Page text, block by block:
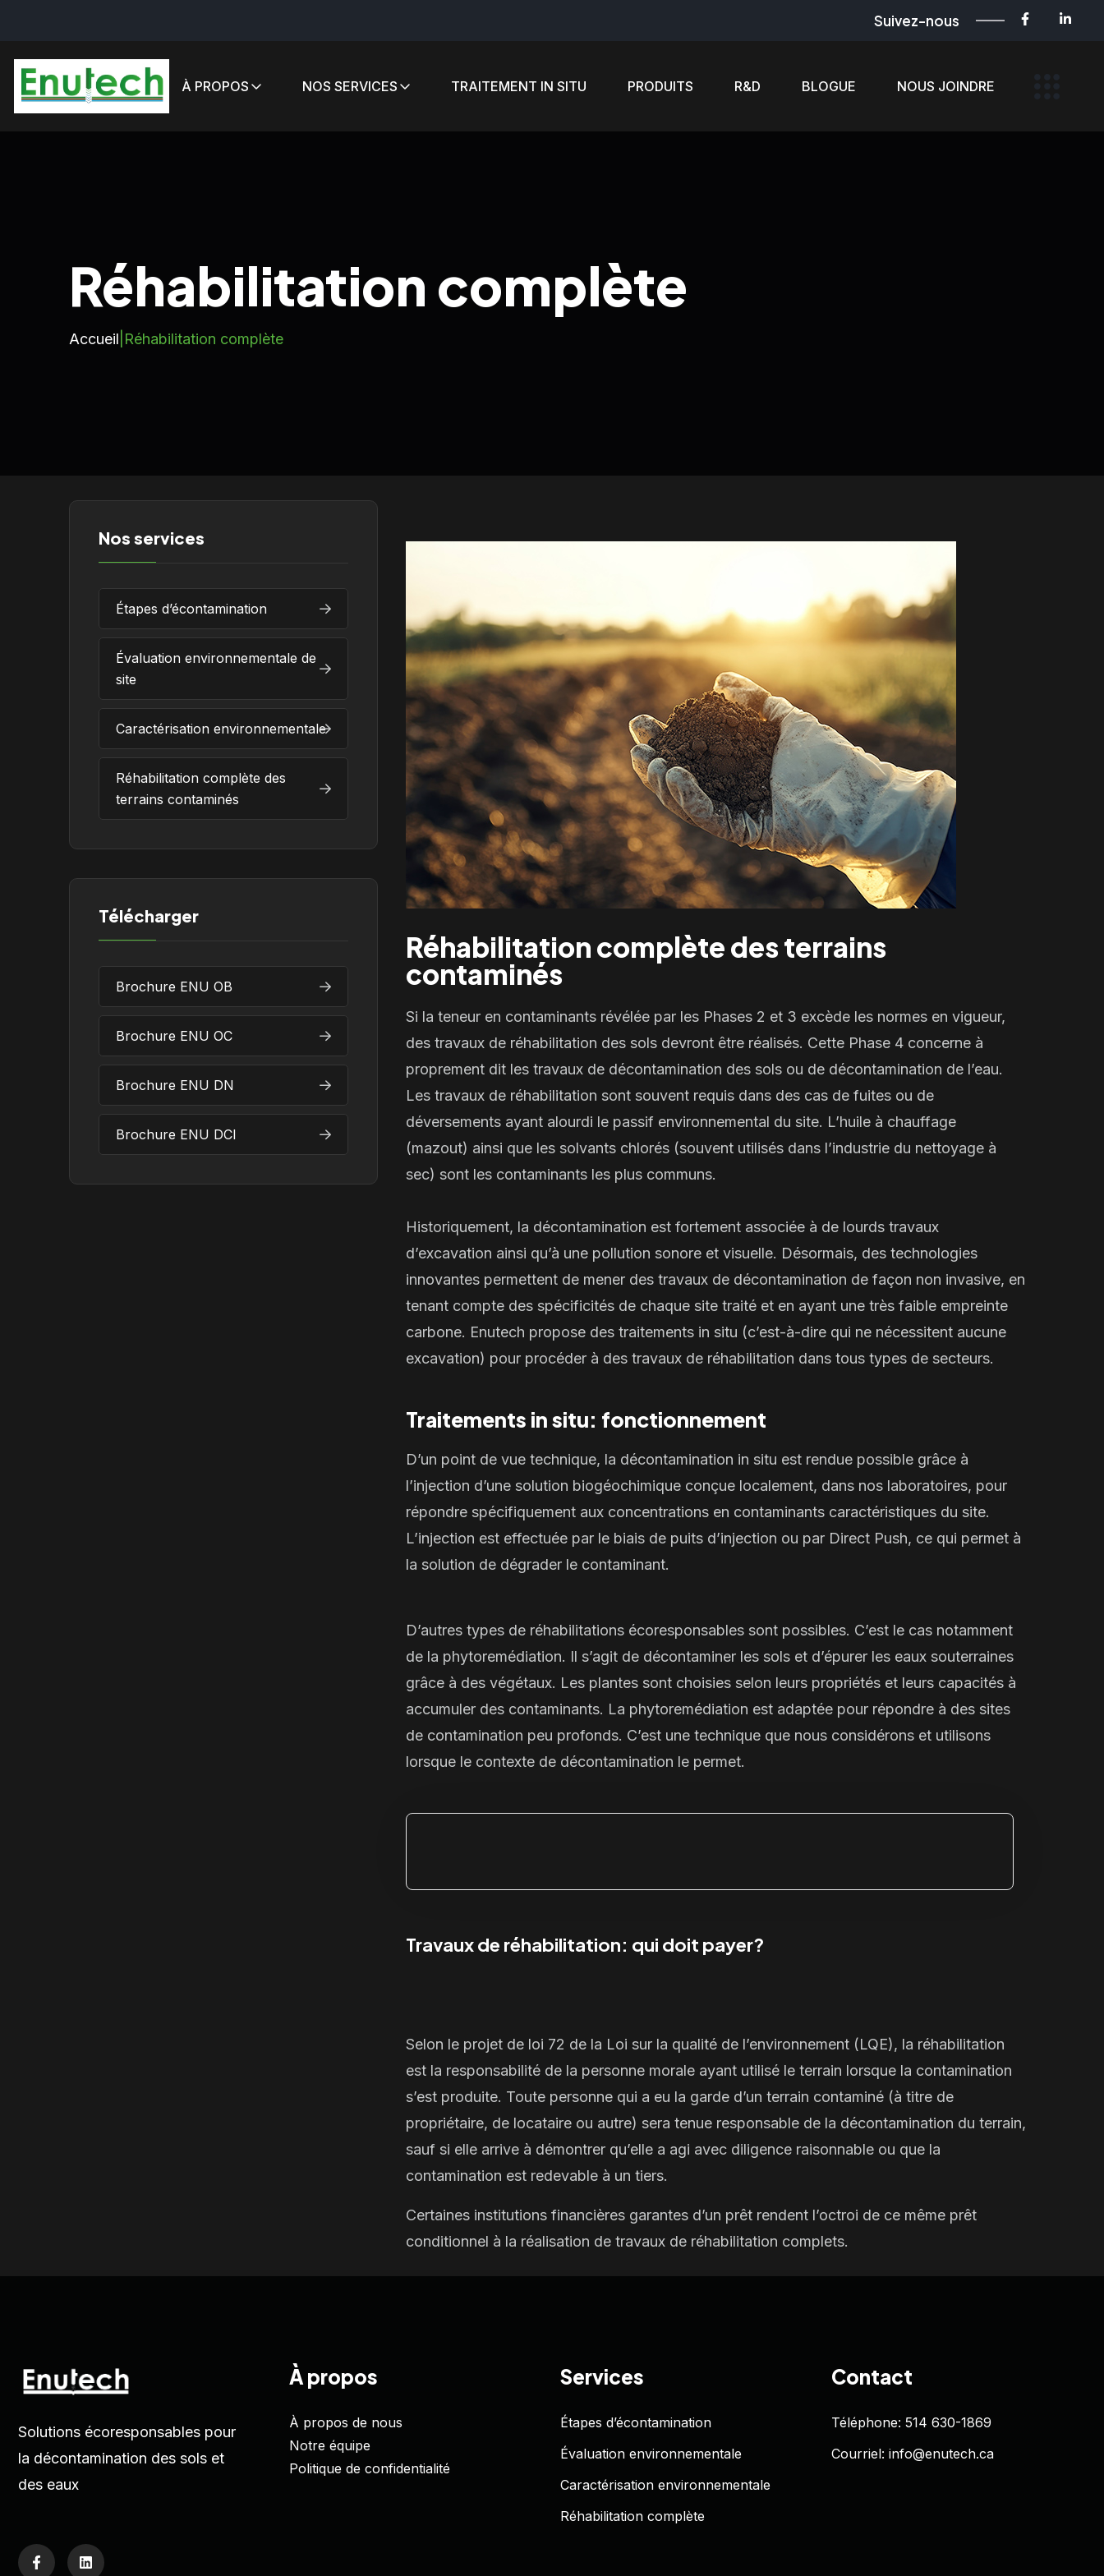
Suivez-nous
À PROPOS NOS SERVICES TRAITEMENT IN SITU PRODUITS R&D BLOGUE NOUS JOINDRE
Réhabilitation complète
Accueil Réhabilitation complète
Nos services
Étapes d’écontamination
Évaluation environnementale de
site
Caractérisation environnementale
Réhabilitation complète des
terrains contaminés
Télécharger
Brochure ENU OB
Brochure ENU OC
Brochure ENU DN
Brochure ENU DCI
Réhabilitation complète des terrains
contaminés
Si la teneur en contaminants révélée par les Phases 2 et 3 excède les normes en vigueur,
des travaux de réhabilitation des sols devront être réalisés. Cette Phase 4 concerne à
proprement dit les travaux de décontamination des sols ou de décontamination de l’eau.
Les travaux de réhabilitation sont souvent requis dans des cas de fuites ou de
déversements ayant alourdi le passif environnemental du site. L’huile à chauffage
(mazout) ainsi que les solvants chlorés (souvent utilisés dans l’industrie du nettoyage à
sec) sont les contaminants les plus communs.
Historiquement, la décontamination est fortement associée à de lourds travaux
d’excavation ainsi qu’à une pollution sonore et visuelle. Désormais, des technologies
innovantes permettent de mener des travaux de décontamination de façon non invasive, en
tenant compte des spécificités de chaque site traité et en ayant une très faible empreinte
carbone. Enutech propose des traitements in situ (c’est-à-dire qui ne nécessitent aucune
excavation) pour procéder à des travaux de réhabilitation dans tous types de secteurs.
Traitements in situ: fonctionnement
D’un point de vue technique, la décontamination in situ est rendue possible grâce à
l’injection d’une solution biogéochimique conçue localement, dans nos laboratoires, pour
répondre spécifiquement aux concentrations en contaminants caractéristiques du site.
L’injection est effectuée par le biais de puits d’injection ou par Direct Push, ce qui permet à
la solution de dégrader le contaminant.
D’autres types de réhabilitations écoresponsables sont possibles. C’est le cas notamment
de la phytoremédiation. Il s’agit de décontaminer les sols et d’épurer les eaux souterraines
grâce à des végétaux. Les plantes sont choisies selon leurs propriétés et leurs capacités à
accumuler des contaminants. La phytoremédiation est adaptée pour répondre à des sites
de contamination peu profonds. C’est une technique que nous considérons et utilisons
lorsque le contexte de décontamination le permet.
Travaux de réhabilitation: qui doit payer?
Selon le projet de loi 72 de la Loi sur la qualité de l’environnement (LQE), la réhabilitation
est la responsabilité de la personne morale ayant utilisé le terrain lorsque la contamination
s’est produite. Toute personne qui a eu la garde d’un terrain contaminé (à titre de
propriétaire, de locataire ou autre) sera tenue responsable de la décontamination du terrain,
sauf si elle arrive à démontrer qu’elle a agi avec diligence raisonnable ou que la
contamination est redevable à un tiers.
Certaines institutions financières garantes d’un prêt rendent l’octroi de ce même prêt
conditionnel à la réalisation de travaux de réhabilitation complets.
Solutions écoresponsables pour
la décontamination des sols et
des eaux
À propos
À propos de nous
Notre équipe
Politique de confidentialité
Services
Étapes d’écontamination
Évaluation environnementale
Caractérisation environnementale
Réhabilitation complète
Contact
Téléphone: 514 630-1869
Courriel: info@enutech.ca